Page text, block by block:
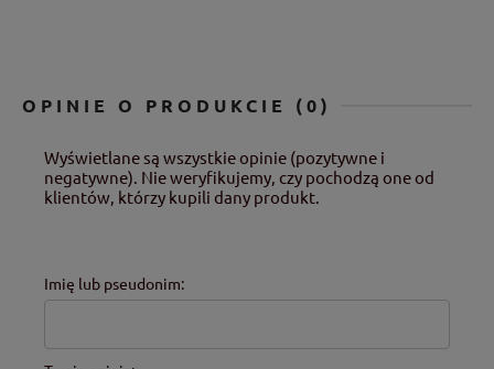
OPINIE O PRODUKCIE (0)
Wyświetlane są wszystkie opinie (pozytywne i
negatywne). Nie weryfikujemy, czy pochodzą one od
klientów, którzy kupili dany produkt.
Imię lub pseudonim: